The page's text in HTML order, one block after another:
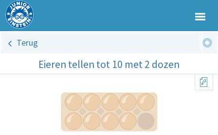
Terug
Eieren tellen tot 10 met 2 dozen